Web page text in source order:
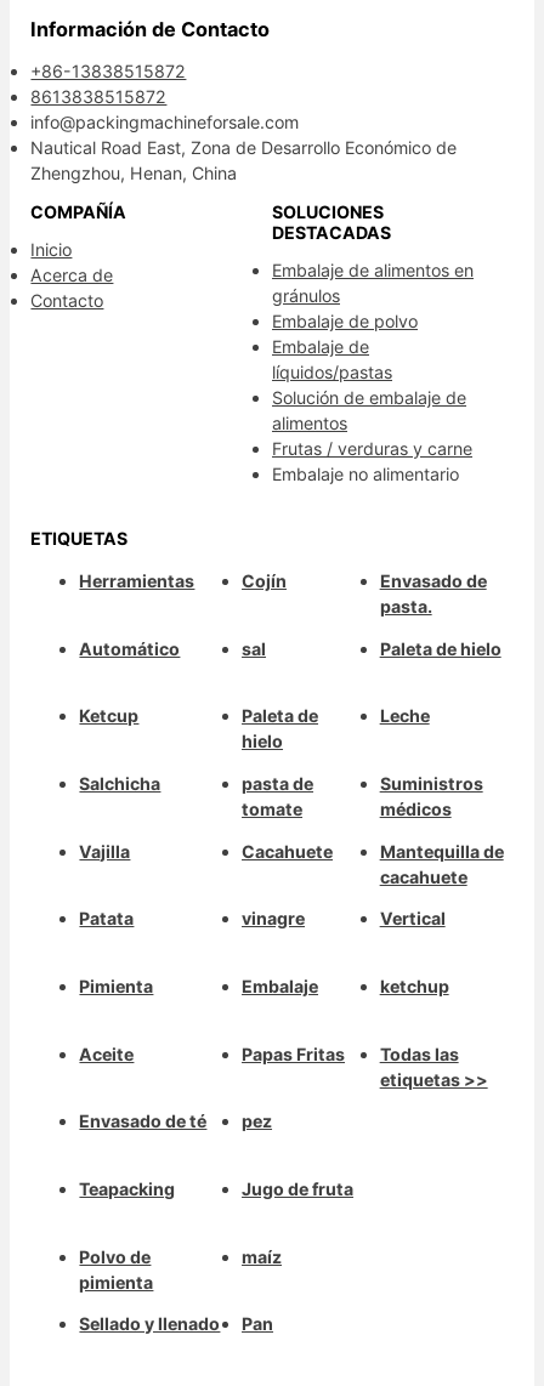
Información de Contacto
+86-13838515872
8613838515872
info@packingmachineforsale.com
Nautical Road East, Zona de Desarrollo Económico de
Zhengzhou, Henan, China
COMPAÑÍA
Inicio
Acerca de
Contacto
SOLUCIONES
DESTACADAS
Embalaje de alimentos en
gránulos
Embalaje de polvo
Embalaje de
líquidos/pastas
Solución de embalaje de
alimentos
Frutas / verduras y carne
Embalaje no alimentario
ETIQUETAS
Herramientas
Automático
Ketcup
Salchicha
Vajilla
Patata
Pimienta
Aceite
Envasado de té
Teapacking
Polvo de
pimienta
Sellado y llenado
Cojín
sal
Paleta de
hielo
pasta de
tomate
Cacahuete
vinagre
Embalaje
Papas Fritas
pez
Jugo de fruta
maíz
Pan
Envasado de
pasta.
Paleta de hielo
Leche
Suministros
médicos
Mantequilla de
cacahuete
Vertical
ketchup
Todas las
etiquetas >>